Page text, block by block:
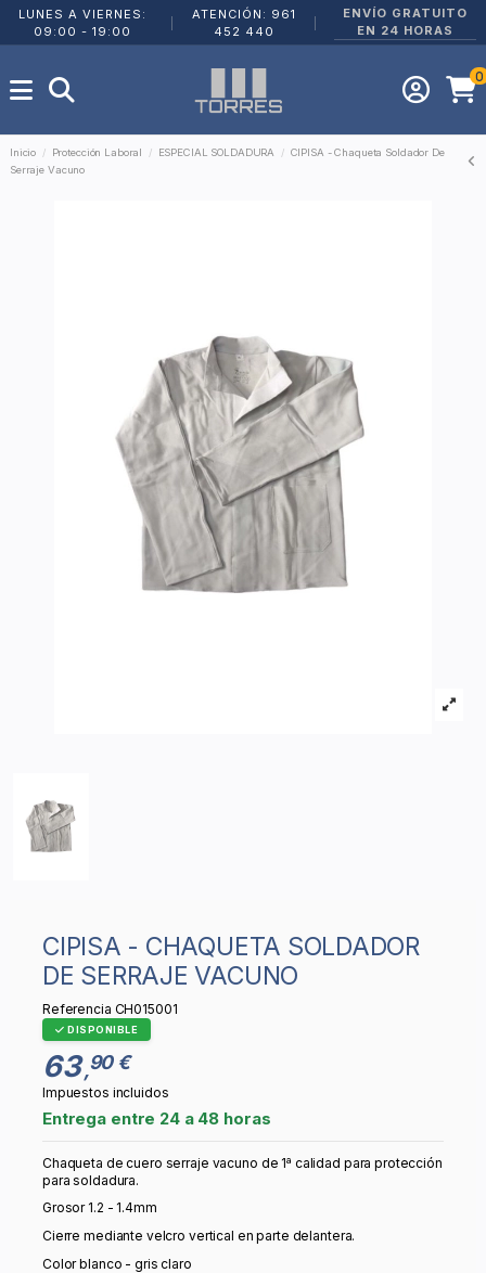
LUNES A VIERNES:
09:00 - 19:00
ATENCIÓN: 961
452 440
ENVÍO GRATUITO
EN 24 HORAS
0
Inicio Protección Laboral ESPECIAL SOLDADURA
CIPISA - Chaqueta Soldador De
Serraje Vacuno
CIPISA - CHAQUETA SOLDADOR
DE SERRAJE VACUNO
Referencia CH015001
DISPONIBLE
63 ,90 €
Impuestos incluidos
Entrega entre 24 a 48 horas
Chaqueta de cuero serraje vacuno de 1ª calidad para protección
para soldadura.
Grosor 1.2 - 1.4mm
Cierre mediante velcro vertical en parte delantera.
Color blanco - gris claro